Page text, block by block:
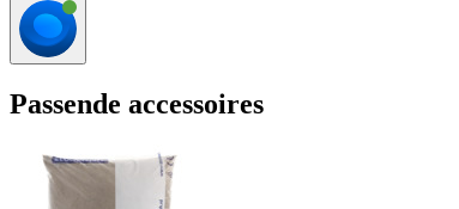
Passende accessoires